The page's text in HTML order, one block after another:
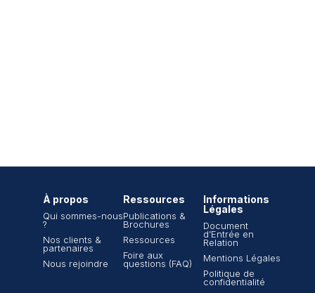
À propos
Qui sommes-nous
?
Nos clients &
partenaires
Nous rejoindre
Ressources
Publications &
Brochures
Ressources
Foire aux
questions (FAQ)
Informations
Légales
Document
d’Entrée en
Relation
Mentions Légales
Politique de
confidentialité